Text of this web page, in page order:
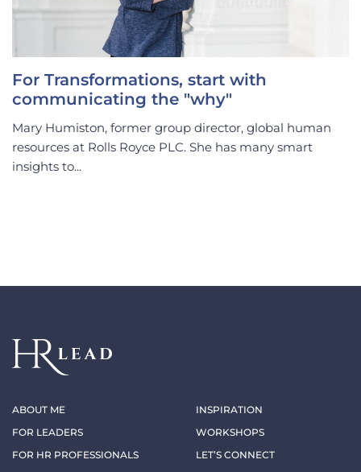
For Transformations, start with
communicating the "why"
Mary Humiston, former group director, global human
resources at Rolls Royce PLC. She has many smart
insights to...
ABOUT ME
FOR LEADERS
FOR HR PROFESSIONALS
INSPIRATION
WORKSHOPS
LET’S CONNECT